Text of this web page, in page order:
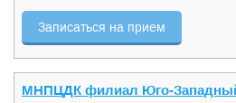
Записаться на прием
МНПЦДК филиал Юго-